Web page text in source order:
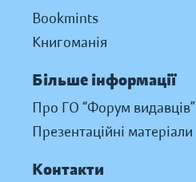
Bookmints
Книгоманія
Більше інформації
Про ГО “Форум видавців”
Презентаційні матеріали
Контакти